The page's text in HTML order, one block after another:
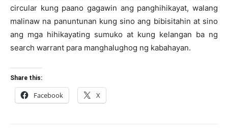
circular kung paano gagawin ang panghihikayat, walang
malinaw na panuntunan kung sino ang bibisitahin at sino
ang mga hihikayating sumuko at kung kelangan ba ng
search warrant para manghalughog ng kabahayan.
Share this:
Facebook X